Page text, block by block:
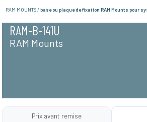
RAM MOUNTS / base ou plaque de fixation RAM Mounts pour
RAM-B-141U
RAM Mounts
Prix avant remise